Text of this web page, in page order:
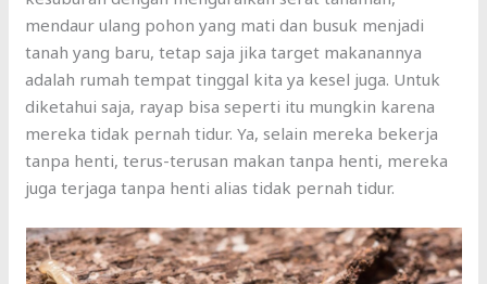
mendaur ulang pohon yang mati dan busuk menjadi
tanah yang baru, tetap saja jika target makanannya
adalah rumah tempat tinggal kita ya kesel juga. Untuk
diketahui saja, rayap bisa seperti itu mungkin karena
mereka tidak pernah tidur. Ya, selain mereka bekerja
tanpa henti, terus-terusan makan tanpa henti, mereka
juga terjaga tanpa henti alias tidak pernah tidur.